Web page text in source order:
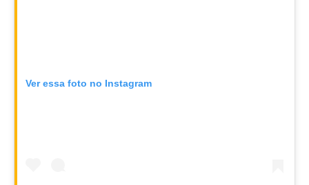
Ver essa foto no Instagram